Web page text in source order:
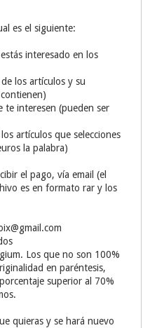
es el siguiente:
interesado en los
los artículos y su
te interesen (pueden ser
artículos que selecciones
la palabra)
el pago, vía email (el
es en formato rar y los
Los que no son 100%
en paréntesis,
superior al 70%
quieras y se hará nuevo